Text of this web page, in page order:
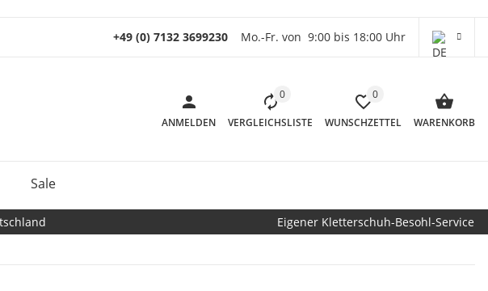
+49 (0) 7132 3699230 Mo.-Fr. von 9:00 bis 18:00 Uhr
ANMELDEN
0
VERGLEICHSLISTE
0
WUNSCHZETTEL WARENKORB
Sale
Eigener Kletterschuh-Besohl-Service